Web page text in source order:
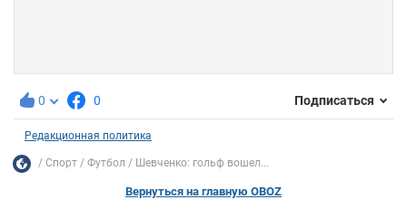
0 0 Подписаться
Редакционная политика
Спорт Футбол Шевченко: гольф вошел...
Вернуться на главную OBOZ